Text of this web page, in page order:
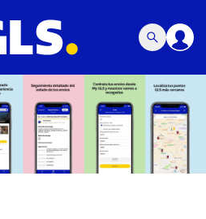
at a time. Use the Previous